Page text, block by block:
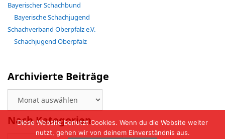
Bayerischer Schachbund
Bayerische Schachjugend
Schachverband Oberpfalz e.V.
Schachjugend Oberpfalz
Archivierte Beiträge
Beiträge
Nach Kategorien
Diese Website benutzt Cookies. Wenn du die Website weiter
nutzt, gehen wir von deinem Einverständnis aus.